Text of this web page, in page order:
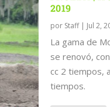
2019
por Staff| Jul 2,
La gama de
se renovó,
cc 2 tiempos,
tiempos.